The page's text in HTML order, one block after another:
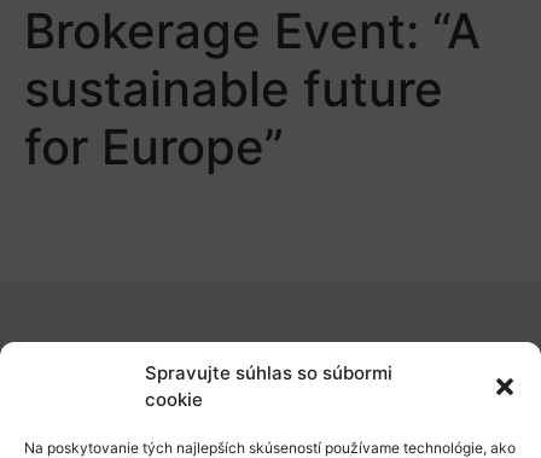
Spravujte súhlas so súbormi
cookie
Na poskytovanie tých najlepších skúseností používame technológie, ako
Brokerage Event: “A
sustainable future
for Europe”
Financovanie a podpora